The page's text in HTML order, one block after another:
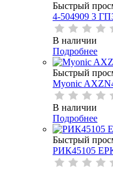
Быстрый
4-504909 3
В наличии
Подробнее
Быстрый
Myonic
В наличии
Подробнее
Быстрый
РИК45105